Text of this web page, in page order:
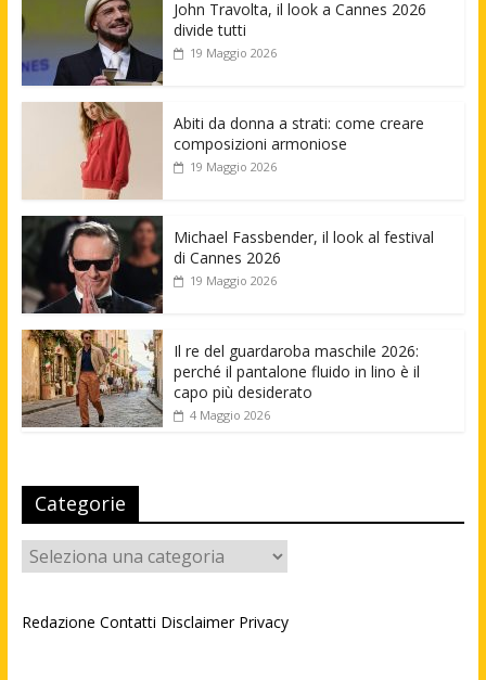
John Travolta, il look a Cannes 2026
divide tutti
19 Maggio 2026
Abiti da donna a strati: come creare
composizioni armoniose
19 Maggio 2026
Michael Fassbender, il look al festival
di Cannes 2026
19 Maggio 2026
Il re del guardaroba maschile 2026:
perché il pantalone fluido in lino è il
capo più desiderato
4 Maggio 2026
Categorie
Categorie
Redazione Contatti Disclaimer Privacy